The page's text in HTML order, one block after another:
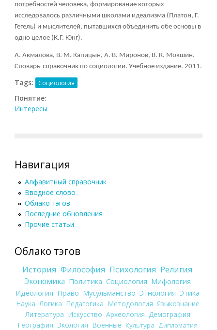
потребностей человека, формирование которых
исследовалось различными школами идеализма (Платон, Г.
Гегель) и мыслителей, пытавшихся объединить обе основы в
одно целое (К.Г. Юнг).
А. Акмалова, В. М. Капицын, А. В. Миронов, В. К. Мокшин.
Словарь-справочник по социологии. Учебное издание. 2011.
Tags: Социология
Понятие:
Интересы
Навигация
Алфавитный справочник
Вводное слово
Облако тэгов
Последние обновления
Прочие статьи
Облако тэгов
История Философия Психология Религия
Экономика Политика Социология Мифология
Идеология Право Мусульманство Этнология Этика
Наука Логика Педагогика Методология Языкознание
Литература Искусство Археология Демография
География Экология Военные Культура
Дипломатия